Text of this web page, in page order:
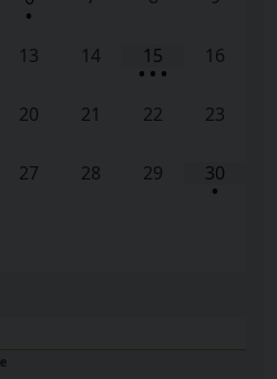
•
13 14 15
• • •
16
20 21 22 23
27 28 29 30
•